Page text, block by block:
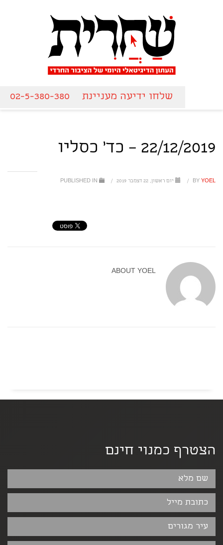
שלחו ידיעה מעניינת 02-5-380-380
22/12/2019 – כד' כסליו
BY YOEL
/ יום ראשון, 22 דצמבר 2019 /
ABOUT YOEL
הצטרף כמנוי חינם